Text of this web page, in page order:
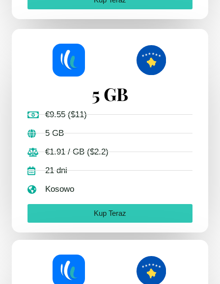
5 GB
€9.55 ($11)
5 GB
€1.91 / GB ($2.2)
21 dni
Kosowo
Kup Teraz